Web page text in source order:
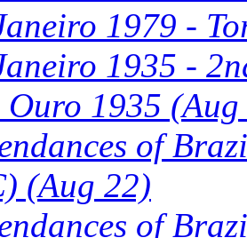
1979 -
1935 -
Ouro 1935
of
(Aug 22)
of